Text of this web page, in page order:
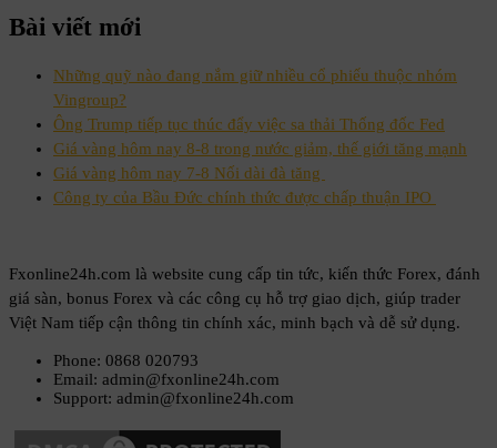
Bài viết mới
Những quỹ nào đang nắm giữ nhiều cổ phiếu thuộc nhóm
Vingroup?
Ông Trump tiếp tục thúc đẩy việc sa thải Thống đốc Fed
Giá vàng hôm nay 8-8 trong nước giảm, thế giới tăng mạnh
Giá vàng hôm nay 7-8 Nối dài đà tăng
Công ty của Bầu Đức chính thức được chấp thuận IPO
Fxonline24h.com là website cung cấp tin tức, kiến thức Forex, đánh
giá sàn, bonus Forex và các công cụ hỗ trợ giao dịch, giúp trader
Việt Nam tiếp cận thông tin chính xác, minh bạch và dễ sử dụng.
Phone: 0868 020793
Email: admin@fxonline24h.com
Support: admin@fxonline24h.com